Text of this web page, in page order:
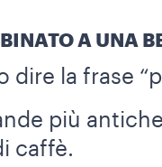
A UNA
la frase
più
caffè.